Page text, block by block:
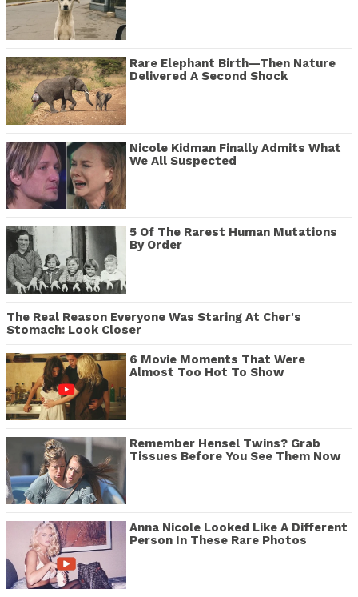
Rare Elephant Birth—Then Nature
Delivered A Second Shock
Nicole Kidman Finally Admits What
We All Suspected
5 Of The Rarest Human Mutations
By Order
The Real Reason Everyone Was Staring At Cher's
Stomach: Look Closer
6 Movie Moments That Were
Almost Too Hot To Show
Remember Hensel Twins? Grab
Tissues Before You See Them Now
Anna Nicole Looked Like A Different
Person In These Rare Photos